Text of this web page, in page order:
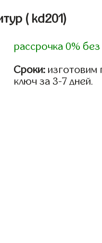
( kd201)
рассрочка 0%
Сроки: изготовим
ключ за 3-7 дней.